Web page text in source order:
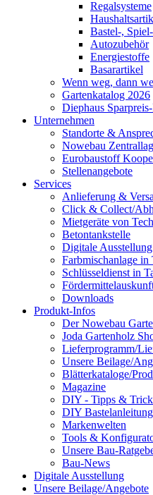
Regalsysteme
Bastel-,
Autozubehör
Energiestoffe
Basarartikel
Wenn weg, dann
Gartenkatalog 2026
Diephaus
Unternehmen
Standorte &
Nowebau
Eurobaustoff
Stellenangebote
Services
Anlieferung &
Click & Collect/
Mietgeräte von
Betontankstelle
Digitale Ausstellung
Farbmischanlage in
Schlüsseldienst in
Downloads
Produkt-Infos
Der Nowebau
Joda Gartenholz
Lieferprogramm/
Unsere Beilage/
Blätterkataloge/
Magazine
DIY - Tipps &
DIY
Markenwelten
Tools &
Unsere Bau-
Bau-News
Digitale Ausstellung
Unsere Beilage/Angebote